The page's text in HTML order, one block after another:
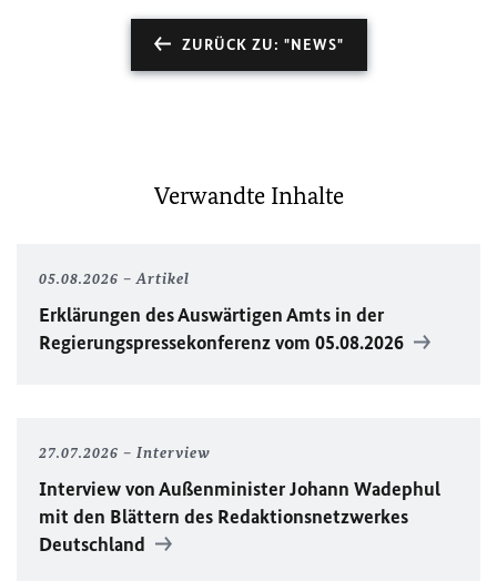
ZURÜCK ZU: "NEWS"
Verwandte Inhalte
05.08.2026 Artikel
Erklärungen des Auswärtigen Amts in der
Regierungspressekonferenz vom 05.08.2026
27.07.2026 Interview
Interview von Außenminister Johann Wadephul
mit den Blättern des Redaktionsnetzwerkes
Deutschland